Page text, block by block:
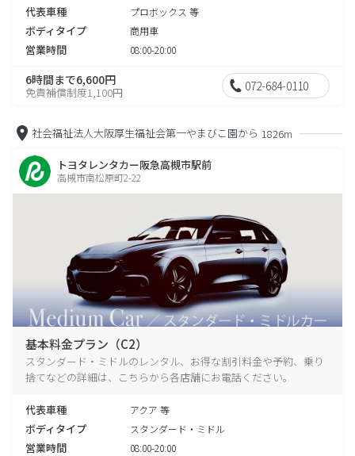
代表車種 プロボックス 等
ボディタイプ 商用車
営業時間 08:00-20:00
6時間まで6,600円
免責補償制度1,100円 072-684-0110
社会福祉法人大阪厚生福祉会第一やまびこ園から 1826m
トヨタレンタカー阪急高槻市駅前
高槻市南松原町2-22
基本料金プラン（C2）
スタンダード・ミドルのレンタル、お得な割引料金や予約、乗り
捨てなどの詳細は、こちらから各店舗にお電話ください。
代表車種 アクア 等
ボディタイプ スタンダード・ミドル
営業時間 08:00-20:00